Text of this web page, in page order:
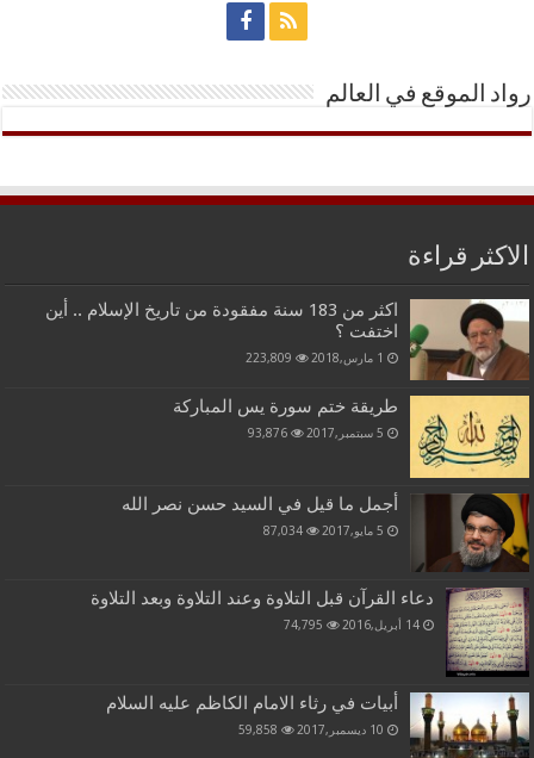
رواد الموقع في العالم
الاكثر قراءة
اكثر من 183 سنة مفقودة من تاريخ الإسلام .. أين
اختفت ؟
1 مارس,2018 223,809
طريقة ختم سورة يس المباركة
5 سبتمبر,2017 93,876
أجمل ما قيل في السيد حسن نصر الله
5 مايو,2017 87,034
دعاء القرآن قبل التلاوة وعند التلاوة وبعد التلاوة
14 أبريل,2016 74,795
أبيات في رثاء الامام الكاظم عليه السلام
10 ديسمبر,2017 59,858